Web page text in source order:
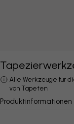
Alle Werkzeuge für
von Tapeten
Produktinformationen